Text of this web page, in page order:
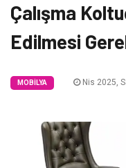
Çalışma
Edilmesi
MOBILYA Nis 2025,